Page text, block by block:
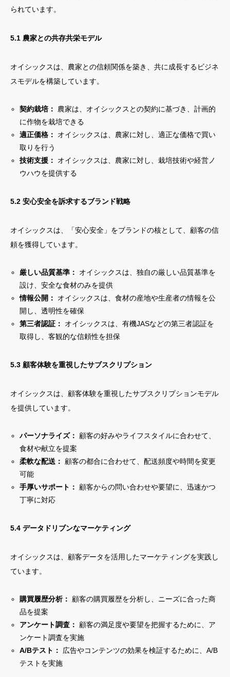
られています。
5.1 農家との共存共栄モデル
オイシックスは、農家との信頼関係を築き、共に成長するビジネ
スモデルを構築しています。
契約栽培：
農家は、オイシックスとの契約に基づき、計画的
に作物を栽培できる
適正価格：
オイシックスは、農家に対し、適正な価格で買い
取りを行う
技術支援：
オイシックスは、農家に対し、栽培技術や経営ノ
ウハウを提供する
5.2 安心安全を訴求するブランド戦略
オイシックスは、「安心安全」をブランドの核として、顧客の信
頼を獲得しています。
厳しい品質基準：
オイシックスは、独自の厳しい品質基準を
設け、安全な食材のみを提供
情報公開：
オイシックスは、食材の産地や生産者の情報を公
開し、透明性を確保
第三者認証：
オイシックスは、有機JASなどの第三者認証を
取得し、客観的な信頼性を担保
5.3 顧客体験を重視したサブスクリプション
オイシックスは、顧客体験を重視したサブスクリプションモデル
を提供しています。
パーソナライズ：
顧客の好みやライフスタイルに合わせて、
食材や献立を提案
柔軟な配送：
顧客の都合に合わせて、配送頻度や時間を変更
可能
手厚いサポート：
顧客からの問い合わせや要望に、迅速かつ
丁寧に対応
5.4 データドリブンなマーケティング
オイシックスは、顧客データを活用したマーケティングを実践し
ています。
購買履歴分析：
顧客の購買履歴を分析し、ニーズに合った商
品を提案
アンケート調査：
顧客の満足度や要望を把握するために、ア
ンケート調査を実施
A/Bテスト：
広告やコンテンツの効果を検証するために、A/B
テストを実施